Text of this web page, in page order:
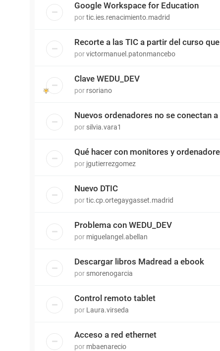
Google Workspace for Education
portic.ies.renacimiento.madrid
Recorte a las TIC a partir del curso
porvictormanuel.patonmancebo
Clave WEDU_DEV
por rsoriano
Nuevos ordenadores no se conectan
por silvia.vara1
Qué hacer con monitores y
por jgutierrezgomez
Nuevo DTIC
portic.cp.ortegaygasset.madrid
Problema con WEDU_DEV
por miguelangel.abellan
Descargar libros Madread a ebook
por smorenogarcia
Control remoto tablet
por Laura.virseda
Acceso a red ethernet
por mbaenarecio